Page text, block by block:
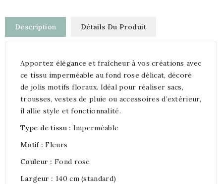
Description Détails Du Produit
Apportez élégance et fraîcheur à vos créations avec
ce tissu imperméable au fond rose délicat, décoré
de jolis motifs floraux. Idéal pour réaliser sacs,
trousses, vestes de pluie ou accessoires d’extérieur,
il allie style et fonctionnalité.
Type de tissu : Imperméable
Motif : Fleurs
Couleur : Fond rose
Largeur : 140 cm (standard)